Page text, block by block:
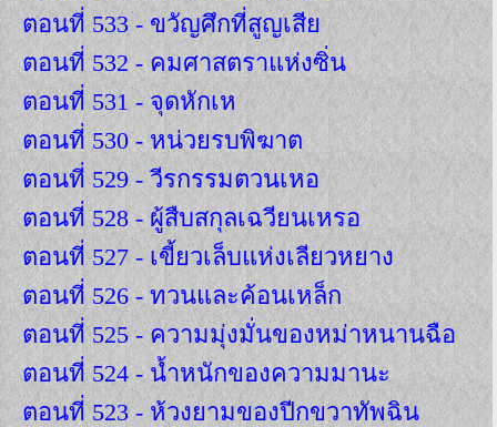
ตอนที่ 533 - ขวัญศึกที่สูญเสีย
ตอนที่ 532 - คมศาสตราแห่งซิ่น
ตอนที่ 531 - จุดหักเห
ตอนที่ 530 - หน่วยรบพิฆาต
ตอนที่ 529 - วีรกรรมตวนเหอ
ตอนที่ 528 - ผู้สืบสกุลเฉวียนเหรอ
ตอนที่ 527 - เขี้ยวเล็บแห่งเลียวหยาง
ตอนที่ 526 - ทวนและค้อนเหล็ก
ตอนที่ 525 - ความมุ่งมั่นของหม่าหนานฉือ
ตอนที่ 524 - น้ำหนักของความมานะ
ตอนที่ 523 - ห้วงยามของปีกขวาทัพฉิน